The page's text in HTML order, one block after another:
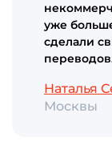
уже
сделали
Наталья
Москвы